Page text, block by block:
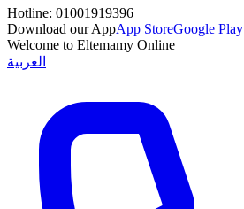
Hotline: 01001919396
Download our AppApp StoreGoogle Play
Welcome to Eltemamy Online
العربية